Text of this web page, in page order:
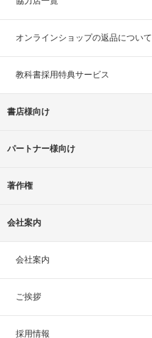
オンラインショップの返品について
教科書採用特典サービス
書店様向け
パートナー様向け
著作権
会社案内
会社案内
ご挨拶
採用情報